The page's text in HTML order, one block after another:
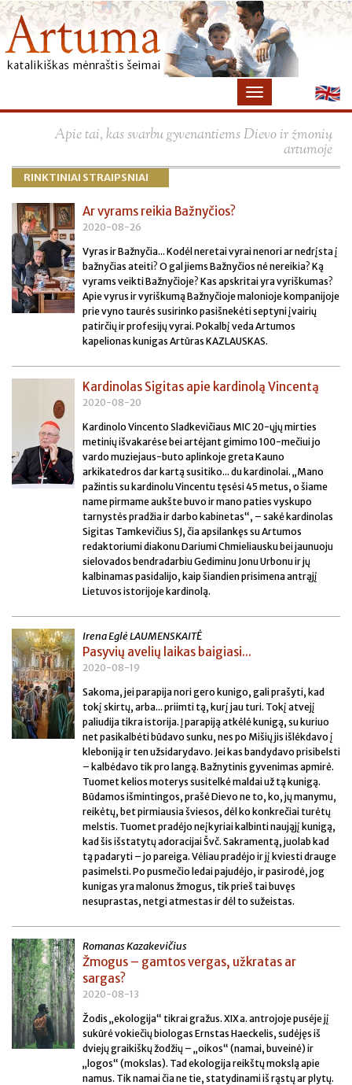
Apie tai, kas svarbu gyvenantiems Dievo ir žmonių
artumoje
RINKTINIAI STRAIPSNIAI
Ar vyrams reikia Bažnyčios?
2020-08-26
Vyras ir Bažnyčia... Kodėl neretai vyrai nenori ar nedrįsta į
bažnyčias ateiti? O gal jiems Bažnyčios nė nereikia? Ką
vyrams veikti Bažnyčioje? Kas apskritai yra vyriškumas?
Apie vyrus ir vyriškumą Bažnyčioje malonioje kompanijoje
prie vyno taurės susirinko pasišnekėti septyni įvairių
patirčių ir profesijų vyrai. Pokalbį veda Artumos
kapelionas kunigas Artūras KAZLAUSKAS.
Kardinolas Sigitas apie kardinolą Vincentą
2020-08-20
Kardinolo Vincento Sladkevičiaus MIC 20-ųjų mirties
metinių išvakarėse bei artėjant gimimo 100-mečiui jo
vardo muziejaus-buto aplinkoje greta Kauno
arkikatedros dar kartą susitiko... du kardinolai. „Mano
pažintis su kardinolu Vincentu tęsėsi 45 metus, o šiame
name pirmame aukšte buvo ir mano paties vyskupo
tarnystės pradžia ir darbo kabinetas“, – sakė kardinolas
Sigitas Tamkevičius SJ, čia apsilankęs su Artumos
redaktoriumi diakonu Dariumi Chmieliausku bei jaunuoju
sielovados bendradarbiu Gediminu Jonu Urbonu ir jų
kalbinamas pasidalijo, kaip šiandien prisimena antrąjį
Lietuvos istorijoje kardinolą.
Irena Eglė LAUMENSKAITĖ
Pasyvių avelių laikas baigiasi...
2020-08-19
Sakoma, jei parapija nori gero kunigo, gali prašyti, kad
tokį skirtų, arba... priimti tą, kurį jau turi. Tokį atvejį
paliudija tikra istorija. Į parapiją atkėlė kunigą, su kuriuo
net pasikalbėti būdavo sunku, nes po Mišių jis išlėkdavo į
kleboniją ir ten užsidarydavo. Jei kas bandydavo prisibelsti
– kalbėdavo tik pro langą. Bažnytinis gyvenimas apmirė.
Tuomet kelios moterys susitelkė maldai už tą kunigą.
Būdamos išmintingos, prašė Dievo ne to, ko, jų manymu,
reikėtų, bet pirmiausia šviesos, dėl ko konkrečiai turėtų
melstis. Tuomet pradėjo neįkyriai kalbinti naująjį kunigą,
kad šis išstatytų adoracijai Švč. Sakramentą, juolab kad
tą padaryti – jo pareiga. Vėliau pradėjo ir jį kviesti drauge
pasimelsti. Po pusmečio ledai pajudėjo, ir pasirodė, jog
kunigas yra malonus žmogus, tik prieš tai buvęs
nesuprastas, netgi atmestas ir dėl to sužeistas.
Romanas Kazakevičius
Žmogus – gamtos vergas, užkratas ar
sargas?
2020-08-13
Žodis „ekologija“ tikrai gražus. XIX a. antrojoje pusėje jį
sukūrė vokiečių biologas Ernstas Haeckelis, sudėjęs iš
dviejų graikiškų žodžių – „oikos“ (namai, buveinė) ir
„logos“ (mokslas). Tad ekologija reikštų mokslą apie
namus. Tik namai čia ne tie, statydinami iš rąstų ar plytų.
×